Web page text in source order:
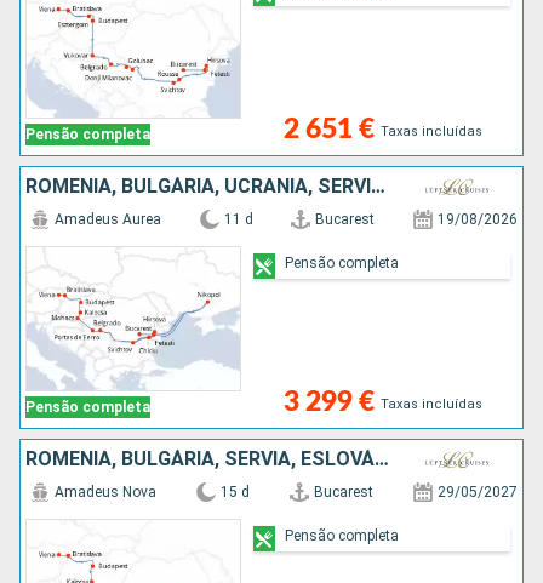
Pensão completa 2 651 € Taxas incluídas
ROMÊNIA, BULGÁRIA, UCRÂNIA, SÉRVIA, ESLOVÁQUIA, ÁUSTRIA
Pensão completa
Amadeus Aurea 11 d Bucarest 19/08/2026
3 299 € Taxas incluídas
Pensão completa
ROMÊNIA, BULGÁRIA, SÉRVIA, ESLOVÁQUIA, ÁUSTRIA
Amadeus Nova 15 d Bucarest 29/05/2027
Pensão completa